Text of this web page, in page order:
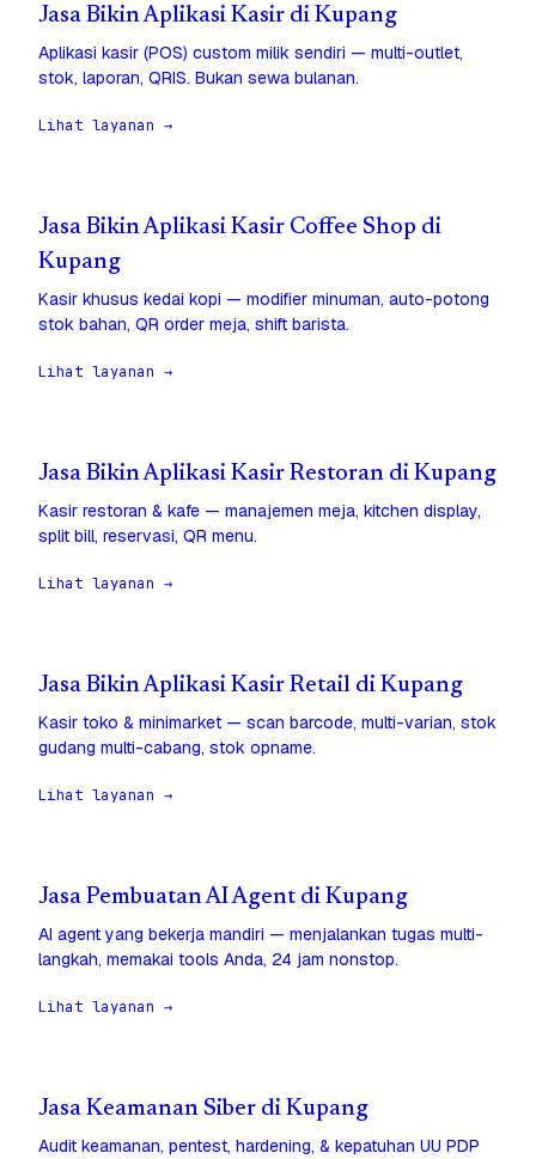
Jasa Bikin Aplikasi Kasir di Kupang
Aplikasi kasir (POS) custom milik sendiri — multi-outlet,
stok, laporan, QRIS. Bukan sewa bulanan.
Lihat layanan →
Jasa Bikin Aplikasi Kasir Coffee Shop di
Kupang
Kasir khusus kedai kopi — modifier minuman, auto-potong
stok bahan, QR order meja, shift barista.
Lihat layanan →
Jasa Bikin Aplikasi Kasir Restoran di Kupang
Kasir restoran & kafe — manajemen meja, kitchen display,
split bill, reservasi, QR menu.
Lihat layanan →
Jasa Bikin Aplikasi Kasir Retail di Kupang
Kasir toko & minimarket — scan barcode, multi-varian, stok
gudang multi-cabang, stok opname.
Lihat layanan →
Jasa Pembuatan AI Agent di Kupang
AI agent yang bekerja mandiri — menjalankan tugas multi-
langkah, memakai tools Anda, 24 jam nonstop.
Lihat layanan →
Jasa Keamanan Siber di Kupang
Audit keamanan, pentest, hardening, & kepatuhan UU PDP